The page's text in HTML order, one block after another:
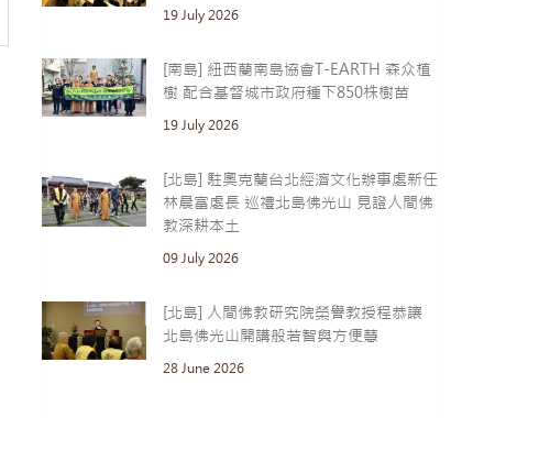
19 July 2026
[南島] 紐西蘭南島協會T-EARTH 森众植
樹 配合基督城市政府種下850株樹苗
19 July 2026
[北島] 駐奧克蘭台北經濟文化辦事處新任
林晨富處長 巡禮北島佛光山 見證人間佛
教深耕本土
09 July 2026
[北島] 人間佛教研究院榮譽教授程恭讓
北島佛光山開講般若智與方便慧
28 June 2026